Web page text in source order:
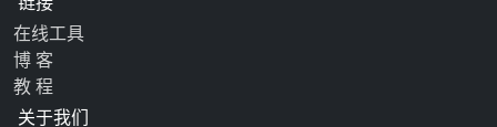
在线工具
博 客
教 程
关于我们